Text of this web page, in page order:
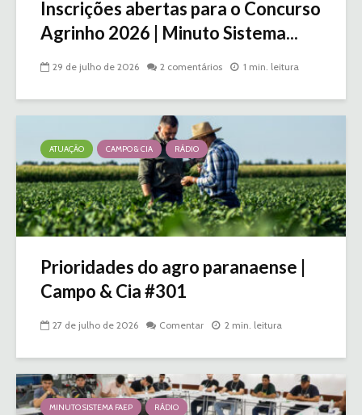
Inscrições abertas para o Concurso
Agrinho 2026 | Minuto Sistema...
29 de julho de 2026 2 comentários 1 min. leitura
ATUAÇÃO CAMPO & CIA RÁDIO
Prioridades do agro paranaense |
Campo & Cia #301
27 de julho de 2026 Comentar 2 min. leitura
MINUTO SISTEMA FAEP RÁDIO